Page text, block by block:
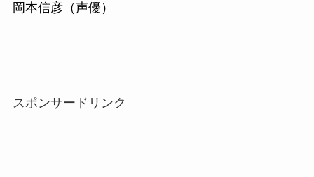
岡本信彦（声優）
スポンサードリンク